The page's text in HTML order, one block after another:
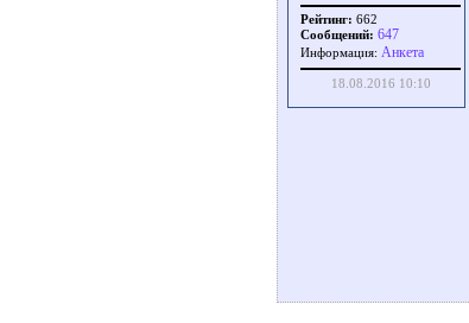
Рейтинг: 662
Сообщений: 647
Информация: Aнкета
18.08.2016 10:10